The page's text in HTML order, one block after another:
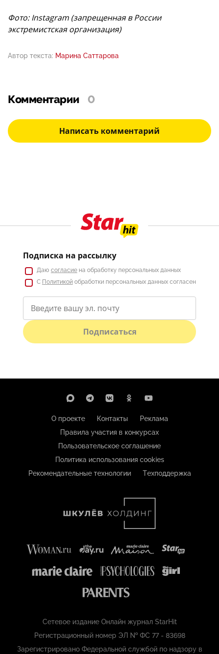
Фото: Instagram (запрещенная в России
экстремистская организация)
Автор текста: Марина Саттарова
Комментарии 0
Написать комментарий
Подписка на рассылку
Даю согласие на обработку персональных данных
С Политикой обработки персональных данных согласен
Подписаться
О проекте Контакты
Реклама
Правила участия в конкурсах
Пользовательское соглашение
Политика использования cookies
Рекомендательные технологии
Техподдержка
Сетевое издание Онлайн журнал StarHit
Регистрационный номер ЭЛ № ФС 77 - 83698
Зарегистрировано Федеральной службой по надзору в